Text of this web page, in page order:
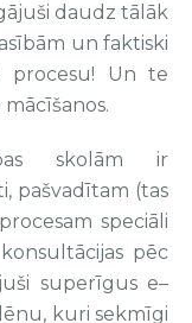
daudz tālāk
un faktiski
procesu! Un te
skolām ir
pašvadītam (tas
speciāli
pēc
superīgus e–
kuri sekmīgi